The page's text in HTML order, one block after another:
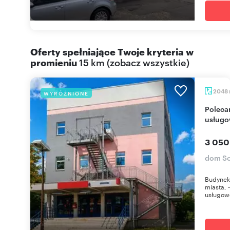
Oferty spełniające Twoje kryteria w
promieniu15 km (zobacz wszystkie)
WYRÓŻNIONE 2048
Polecam przestronny budynek biurowo-
3
dom
miasta,